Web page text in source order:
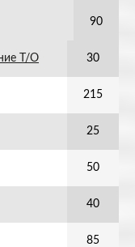
90
Т/О 30
215
25
50
40
85